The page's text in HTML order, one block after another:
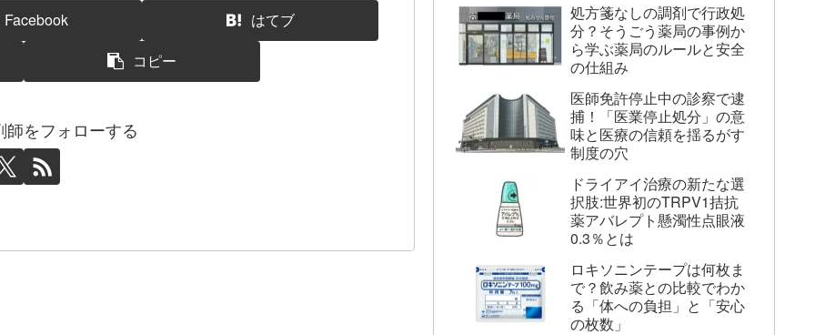
Facebook
はてブ
コピー
師をフォローする
処方箋なしの調剤で行政処
分？そうごう薬局の事例か
ら学ぶ薬局のルールと安全
の仕組み
医師免許停止中の診察で逮
捕！「医業停止処分」の意
味と医療の信頼を揺るがす
制度の穴
ドライアイ治療の新たな選
択肢:世界初のTRPV1拮抗
薬アバレプト懸濁性点眼液
0.3％とは
ロキソニンテープは何枚ま
で？飲み薬との比較でわか
る「体への負担」と「安心
の枚数」